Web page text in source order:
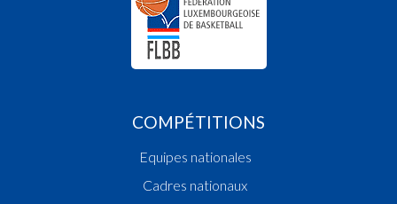
COMPÉTITIONS
Equipes nationales
Cadres nationaux